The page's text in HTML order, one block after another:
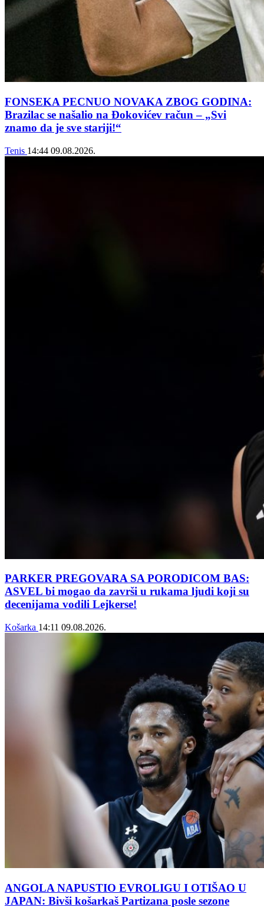
FONSEKA PECNUO NOVAKA ZBOG GODINA:
Brazilac se našalio na Đokovićev račun – „Svi
znamo da je sve stariji!“
Tenis 14:44 09.08.2026.
PARKER PREGOVARA SA PORODICOM BAS:
ASVEL bi mogao da završi u rukama ljudi koji su
decenijama vodili Lejkerse!
Košarka 14:11 09.08.2026.
ANGOLA NAPUSTIO EVROLIGU I OTIŠAO U
JAPAN: Bivši košarkaš Partizana posle sezone